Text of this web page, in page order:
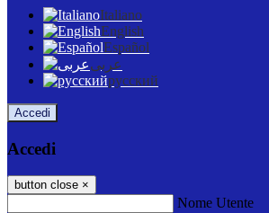
Italiano
English
Español
عربى
русский
Accedi
Accedi
button close ×
Nome Utente